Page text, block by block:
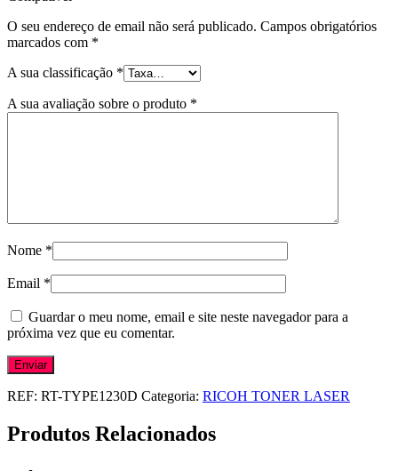
O seu endereço de email não será publicado. Campos obrigatórios
marcados com *
A sua classificação *
A sua avaliação sobre o produto *
Nome *
Email *
Guardar o meu nome, email e site neste navegador para a
próxima vez que eu comentar.
REF: RT-TYPE1230D Categoria: RICOH TONER LASER
Produtos Relacionados